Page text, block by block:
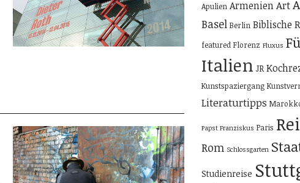
Apulien ArmenienArt
Basel Berlin Biblische
featured Florenz Fluxus
Italien JR
Kunstspaziergang
Literaturtipps
Papst Franziskus Paris
Rom Schlossgarten
Studienreise